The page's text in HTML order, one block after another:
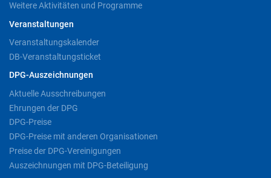
Weitere Aktivitäten und Programme
Veranstaltungen
Veranstaltungskalender
DB-Veranstaltungsticket
DPG-Auszeichnungen
Aktuelle Ausschreibungen
Ehrungen der DPG
DPG-Preise
DPG-Preise mit anderen Organisationen
Preise der DPG-Vereinigungen
Auszeichnungen mit DPG-Beteiligung